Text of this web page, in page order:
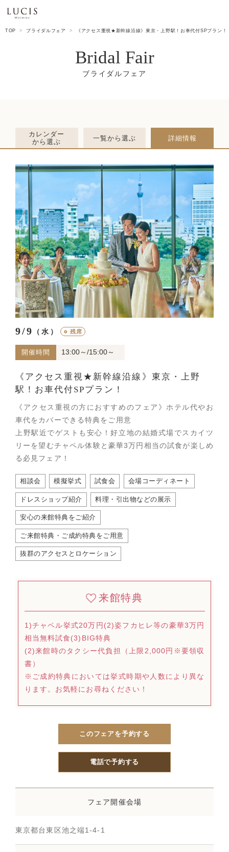
TOP ブライダルフェア 《アクセス重視★新幹線沿線》東京・上野駅！お車代付SPプラン！
Bridal Fair
カレンダー
から選ぶ
一覧から選ぶ 詳細情報
9/9 （水） ○ 残席
開催時間 13:00～/15:00～
《アクセス重視★新幹線沿線》東京・上野
駅！お車代付SPプラン！
《アクセス重視の方におすすめのフェア》ホテル代やお
車代をカバーできる特典をご用意
上野駅近でゲストも安心！好立地の結婚式場でスカイツ
リーを望むチャペル体験と豪華3万円相当の試食が楽しめ
る必見フェア！
相談会 模擬挙式 試食会 会場コーディネート
ドレスショップ紹介 料理・引出物などの展示
安心の来館特典をご紹介
ご来館特典・ご成約特典をご用意
抜群のアクセスとロケーション
来館特典
1)チャペル挙式20万円(2)姿フカヒレ等の豪華3万円
相当無料試食(3)BIG特典
(2)来館時のタクシー代負担（上限2,000円※要領収
書）
※ご成約特典においては挙式時期や人数により異な
ります。お気軽にお尋ねください！
このフェアを予約する
電話で予約する
フェア開催会場
東京都台東区池之端1-4-1